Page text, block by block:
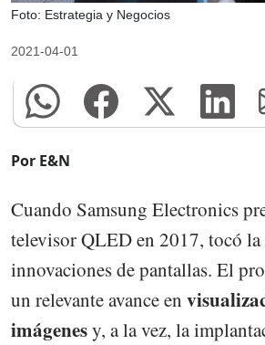
Foto: Estrategia y Negocios
2021-04-01
Por E&N
Cuando Samsung Electronics
televisor QLED en 2017, tocó la
innovaciones de pantallas. El
un relevante avance en
imágenesy, a la vez, la